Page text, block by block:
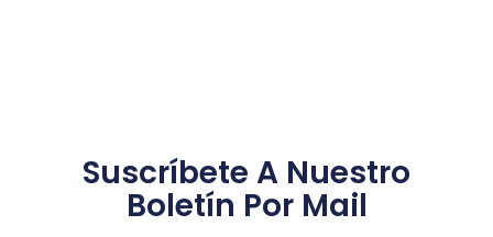
Suscríbete A Nuestro
Boletín Por Mail